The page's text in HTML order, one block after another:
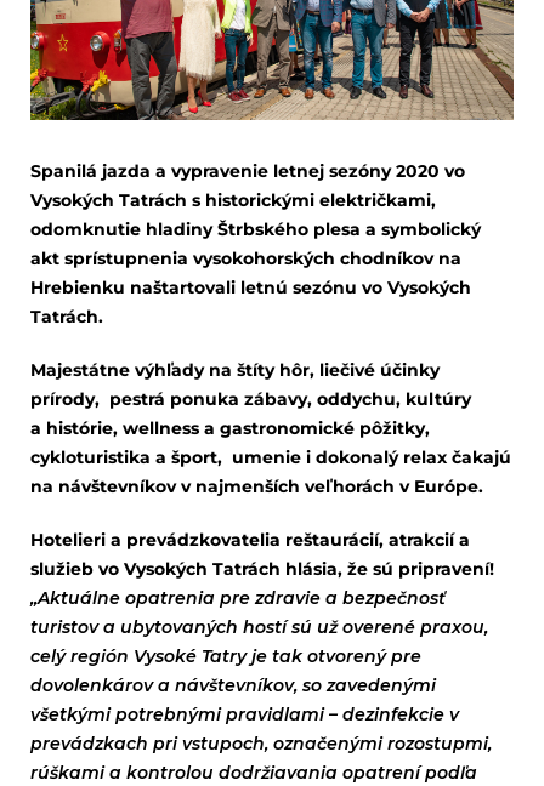
Spanilá jazda a vypravenie letnej sezóny 2020 vo
Vysokých Tatrách s historickými električkami,
odomknutie hladiny Štrbského plesa a symbolický
akt sprístupnenia vysokohorských chodníkov na
Hrebienku naštartovali letnú sezónu vo Vysokých
Tatrách.
Majestátne výhľady na štíty hôr, liečivé účinky
prírody, pestrá ponuka zábavy, oddychu, kultúry
a histórie, wellness a gastronomické pôžitky,
cykloturistika a šport, umenie i dokonalý relax čakajú
na návštevníkov v najmenších veľhorách v Európe.
Hotelieri a prevádzkovatelia reštaurácií, atrakcií a
služieb vo Vysokých Tatrách hlásia, že sú pripravení!
„Aktuálne opatrenia pre zdravie a bezpečnosť
turistov a ubytovaných hostí sú už overené praxou,
celý región Vysoké Tatry je tak otvorený pre
dovolenkárov a návštevníkov, so zavedenými
všetkými potrebnými pravidlami – dezinfekcie v
prevádzkach pri vstupoch, označenými rozostupmi,
rúškami a kontrolou dodržiavania opatrení podľa